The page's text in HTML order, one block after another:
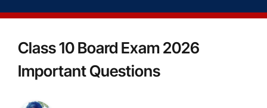
Class 10 Board Exam 2026
Important Questions